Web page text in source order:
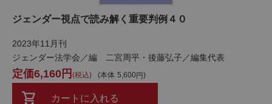
ジェンダー視点で読み解く重要判例４０
2023年11月刊
ジェンダー法学会／編 二宮周平・後藤弘子／編集代表
本体 5,600
6,160 税込
カートに入れる